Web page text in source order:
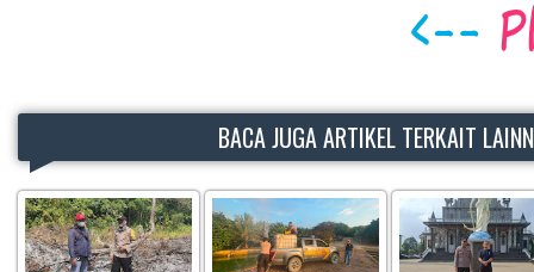
BACA JUGA ARTIKEL TERKAIT